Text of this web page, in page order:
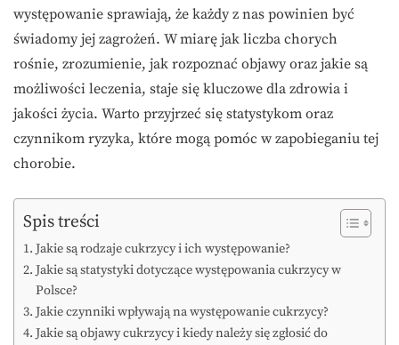
występowanie sprawiają, że każdy z nas powinien być
świadomy jej zagrożeń. W miarę jak liczba chorych
rośnie, zrozumienie, jak rozpoznać objawy oraz jakie są
możliwości leczenia, staje się kluczowe dla zdrowia i
jakości życia. Warto przyjrzeć się statystykom oraz
czynnikom ryzyka, które mogą pomóc w zapobieganiu tej
chorobie.
Spis treści
Jakie są rodzaje cukrzycy i ich występowanie?
Jakie są statystyki dotyczące występowania cukrzycy w
Polsce?
Jakie czynniki wpływają na występowanie cukrzycy?
Jakie są objawy cukrzycy i kiedy należy się zgłosić do